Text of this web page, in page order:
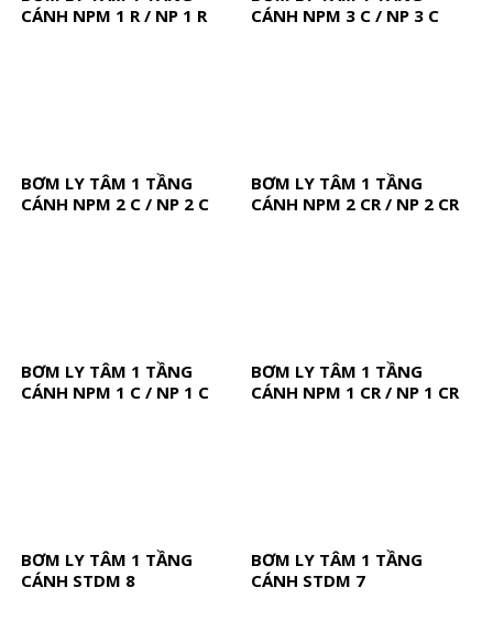
CÁNH NPM 1 R / NP 1 R
CÁNH NPM 3 C / NP 3 C
BƠM LY TÂM 1 TẦNG
CÁNH NPM 2 C / NP 2 C
BƠM LY TÂM 1 TẦNG
CÁNH NPM 2 CR / NP 2 CR
BƠM LY TÂM 1 TẦNG
CÁNH NPM 1 C / NP 1 C
BƠM LY TÂM 1 TẦNG
CÁNH NPM 1 CR / NP 1 CR
BƠM LY TÂM 1 TẦNG
CÁNH STDM 8
BƠM LY TÂM 1 TẦNG
CÁNH STDM 7